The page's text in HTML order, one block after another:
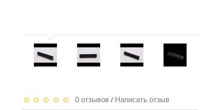
0 отзывов / Написать отзыв